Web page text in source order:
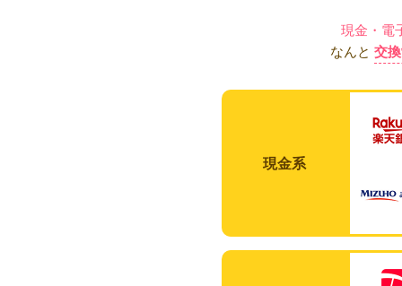
現金・電
なんと 交
現金系